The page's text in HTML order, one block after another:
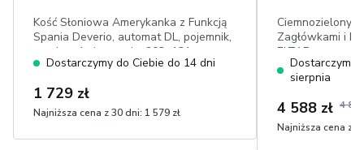
Kość Słoniowa Amerykanka z Funkcją
Spania Deverio, automat DL, pojemnik,
powierzchnia spania: 203×131
cm,welur
Dostarczymy do Ciebie do 14 dni
1 729 zł
Najniższa cena z 30 dni: 1 579 zł
Ciemnozielony
Zagłówkami i
ELTAP, prawy,
posłania:
w dotyku
Dostarczymy
sierpnia
4 588 zł 4
Najniższa cena z